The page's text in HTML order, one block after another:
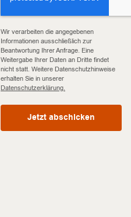
Wir verarbeiten die angegebenen
Informationen ausschließlich zur
Beantwortung Ihrer Anfrage. Eine
Weitergabe Ihrer Daten an Dritte findet
nicht statt. Weitere Datenschutzhinweise
erhalten Sie in unserer
Datenschutzerklärung.
Jetzt abschicken